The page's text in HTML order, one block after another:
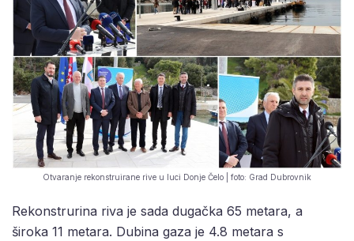
Otvaranje rekonstruirane rive u luci Donje Čelo | foto: Grad Dubrovnik
Rekonstrurina riva je sada dugačka 65 metara, a
široka 11 metara. Dubina gaza je 4.8 metara s